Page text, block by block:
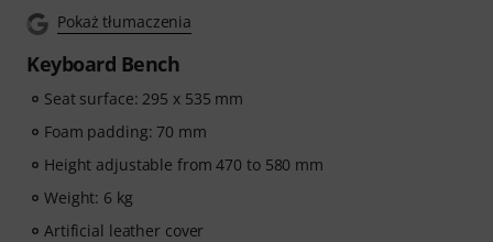
Pokaż tłumaczenia
Keyboard Bench
Seat surface: 295 x 535 mm
Foam padding: 70 mm
Height adjustable from 470 to 580 mm
Weight: 6 kg
Artificial leather cover